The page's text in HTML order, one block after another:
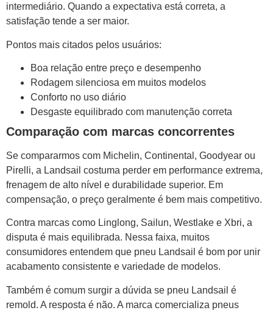
intermediário. Quando a expectativa está correta, a
satisfação tende a ser maior.
Pontos mais citados pelos usuários:
Boa relação entre preço e desempenho
Rodagem silenciosa em muitos modelos
Conforto no uso diário
Desgaste equilibrado com manutenção correta
Comparação com marcas concorrentes
Se compararmos com Michelin, Continental, Goodyear ou
Pirelli, a Landsail costuma perder em performance extrema,
frenagem de alto nível e durabilidade superior. Em
compensação, o preço geralmente é bem mais competitivo.
Contra marcas como Linglong, Sailun, Westlake e Xbri, a
disputa é mais equilibrada. Nessa faixa, muitos
consumidores entendem que pneu Landsail é bom por unir
acabamento consistente e variedade de modelos.
Também é comum surgir a dúvida se pneu Landsail é
remold. A resposta é não. A marca comercializa pneus